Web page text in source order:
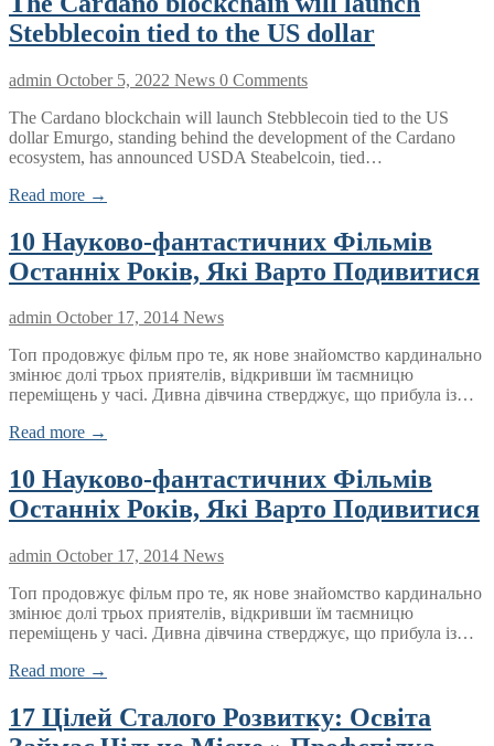
Stebblecoin tied to the US dollar
admin October 5, 2022 News 0 Comments
The Cardano blockchain will launch Stebblecoin tied to the US
dollar Emurgo, standing behind the development of the Cardano
ecosystem, has announced USDA Steabelcoin, tied…
Read more →
10 Науково-фантастичних Фільмів
Останніх Років, Які Варто Подивитися
admin October 17, 2014 News
Топ продовжує фільм про те, як нове знайомство кардинально
змінює долі трьох приятелів, відкривши їм таємницю
переміщень у часі. Дивна дівчина стверджує, що прибула із…
Read more →
10 Науково-фантастичних Фільмів
Останніх Років, Які Варто Подивитися
admin October 17, 2014 News
Топ продовжує фільм про те, як нове знайомство кардинально
змінює долі трьох приятелів, відкривши їм таємницю
переміщень у часі. Дивна дівчина стверджує, що прибула із…
Read more →
17 Цілей Сталого Розвитку: Освіта